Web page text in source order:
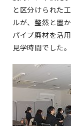
と区分けられた
ルが、整然と置
パイプ廃材を活
見学時間でした。